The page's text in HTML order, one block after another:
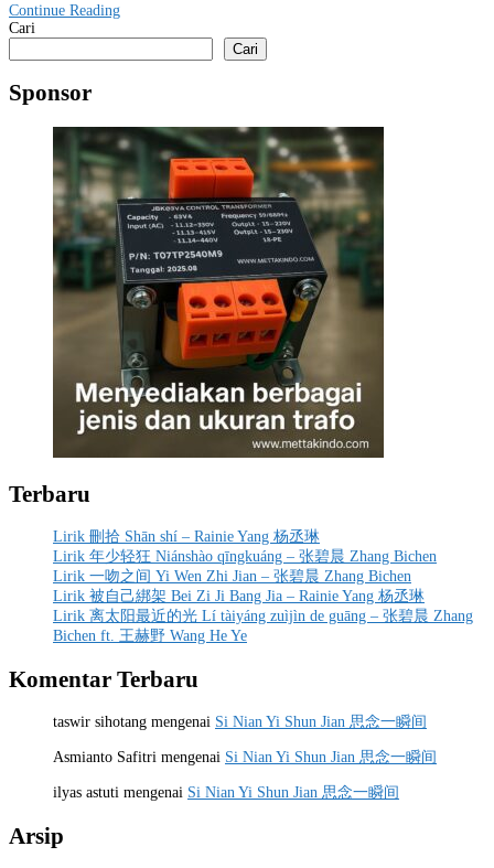
Continue Reading
Cari
Cari
Sponsor
Terbaru
Lirik 刪拾 Shān shí – Rainie Yang 杨丞琳
Lirik 年少轻狂 Niánshào qīngkuáng – 张碧晨 Zhang Bichen
Lirik 一吻之间 Yi Wen Zhi Jian – 张碧晨 Zhang Bichen
Lirik 被自己綁架 Bei Zi Ji Bang Jia – Rainie Yang 杨丞琳
Lirik 离太阳最近的光 Lí tàiyáng zuìjìn de guāng – 张碧晨 Zhang
Bichen ft. 王赫野 Wang He Ye
Komentar Terbaru
taswir sihotang mengenai Si Nian Yi Shun Jian 思念一瞬间
Asmianto Safitri mengenai Si Nian Yi Shun Jian 思念一瞬间
ilyas astuti mengenai Si Nian Yi Shun Jian 思念一瞬间
Arsip